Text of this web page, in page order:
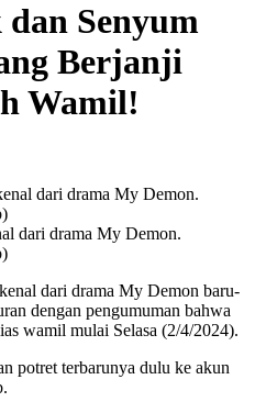
Senyum
Berjanji
Wamil!
dari drama My Demon.
dari drama My Demon baru-
dengan pengumuman bahwa
wamil mulai Selasa (2/4/2024).
potret terbarunya dulu ke akun